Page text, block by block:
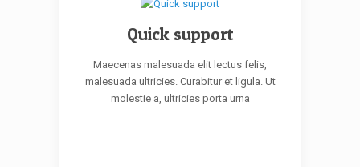
Quick support
Maecenas malesuada elit lectus felis,
malesuada ultricies. Curabitur et ligula. Ut
molestie a, ultricies porta urna